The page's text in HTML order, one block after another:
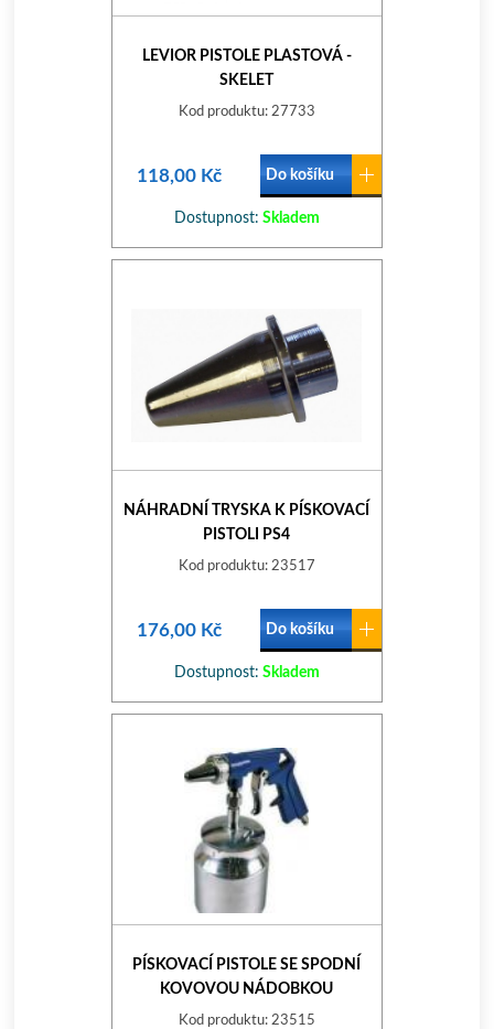
LEVIOR PISTOLE PLASTOVÁ -
SKELET
Kod produktu: 27733
118,00 Kč Do košíku
Dostupnost: Skladem
NÁHRADNÍ TRYSKA K PÍSKOVACÍ
PISTOLI PS4
Kod produktu: 23517
176,00 Kč Do košíku
Dostupnost: Skladem
PÍSKOVACÍ PISTOLE SE SPODNÍ
KOVOVOU NÁDOBKOU
Kod produktu: 23515